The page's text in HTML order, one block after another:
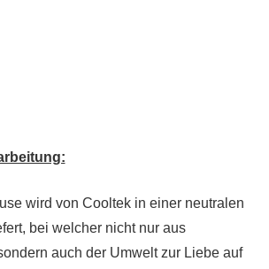
wird von Cooltek in einer neutralen
bei welcher nicht nur aus
auch der Umwelt zur Liebe auf